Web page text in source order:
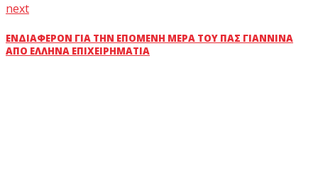
next
ΕΝΔΙΑΦΈΡΟΝ ΓΙΑ ΤΗΝ ΕΠΌΜΕΝΗ ΜΈΡΑ ΤΟΥ ΠΑΣ ΓΙΆΝΝΙΝΑ
ΑΠΌ ΈΛΛΗΝΑ ΕΠΙΧΕΙΡΗΜΑΤΊΑ